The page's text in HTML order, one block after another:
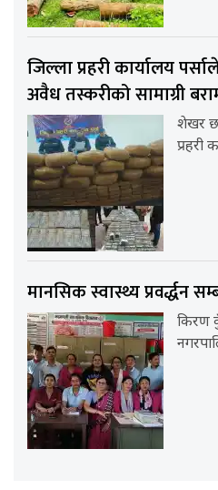
जिल्ला प्रहरी कार्यालय
अवैध तस्करीको सामाग्री
शेखर
प्रहरी
मानसिक स्वास्थ्य प्रवर्द्धन
किरण